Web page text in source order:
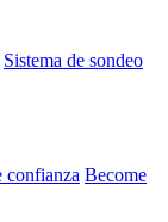
Sistema de sondeo
confianza Become